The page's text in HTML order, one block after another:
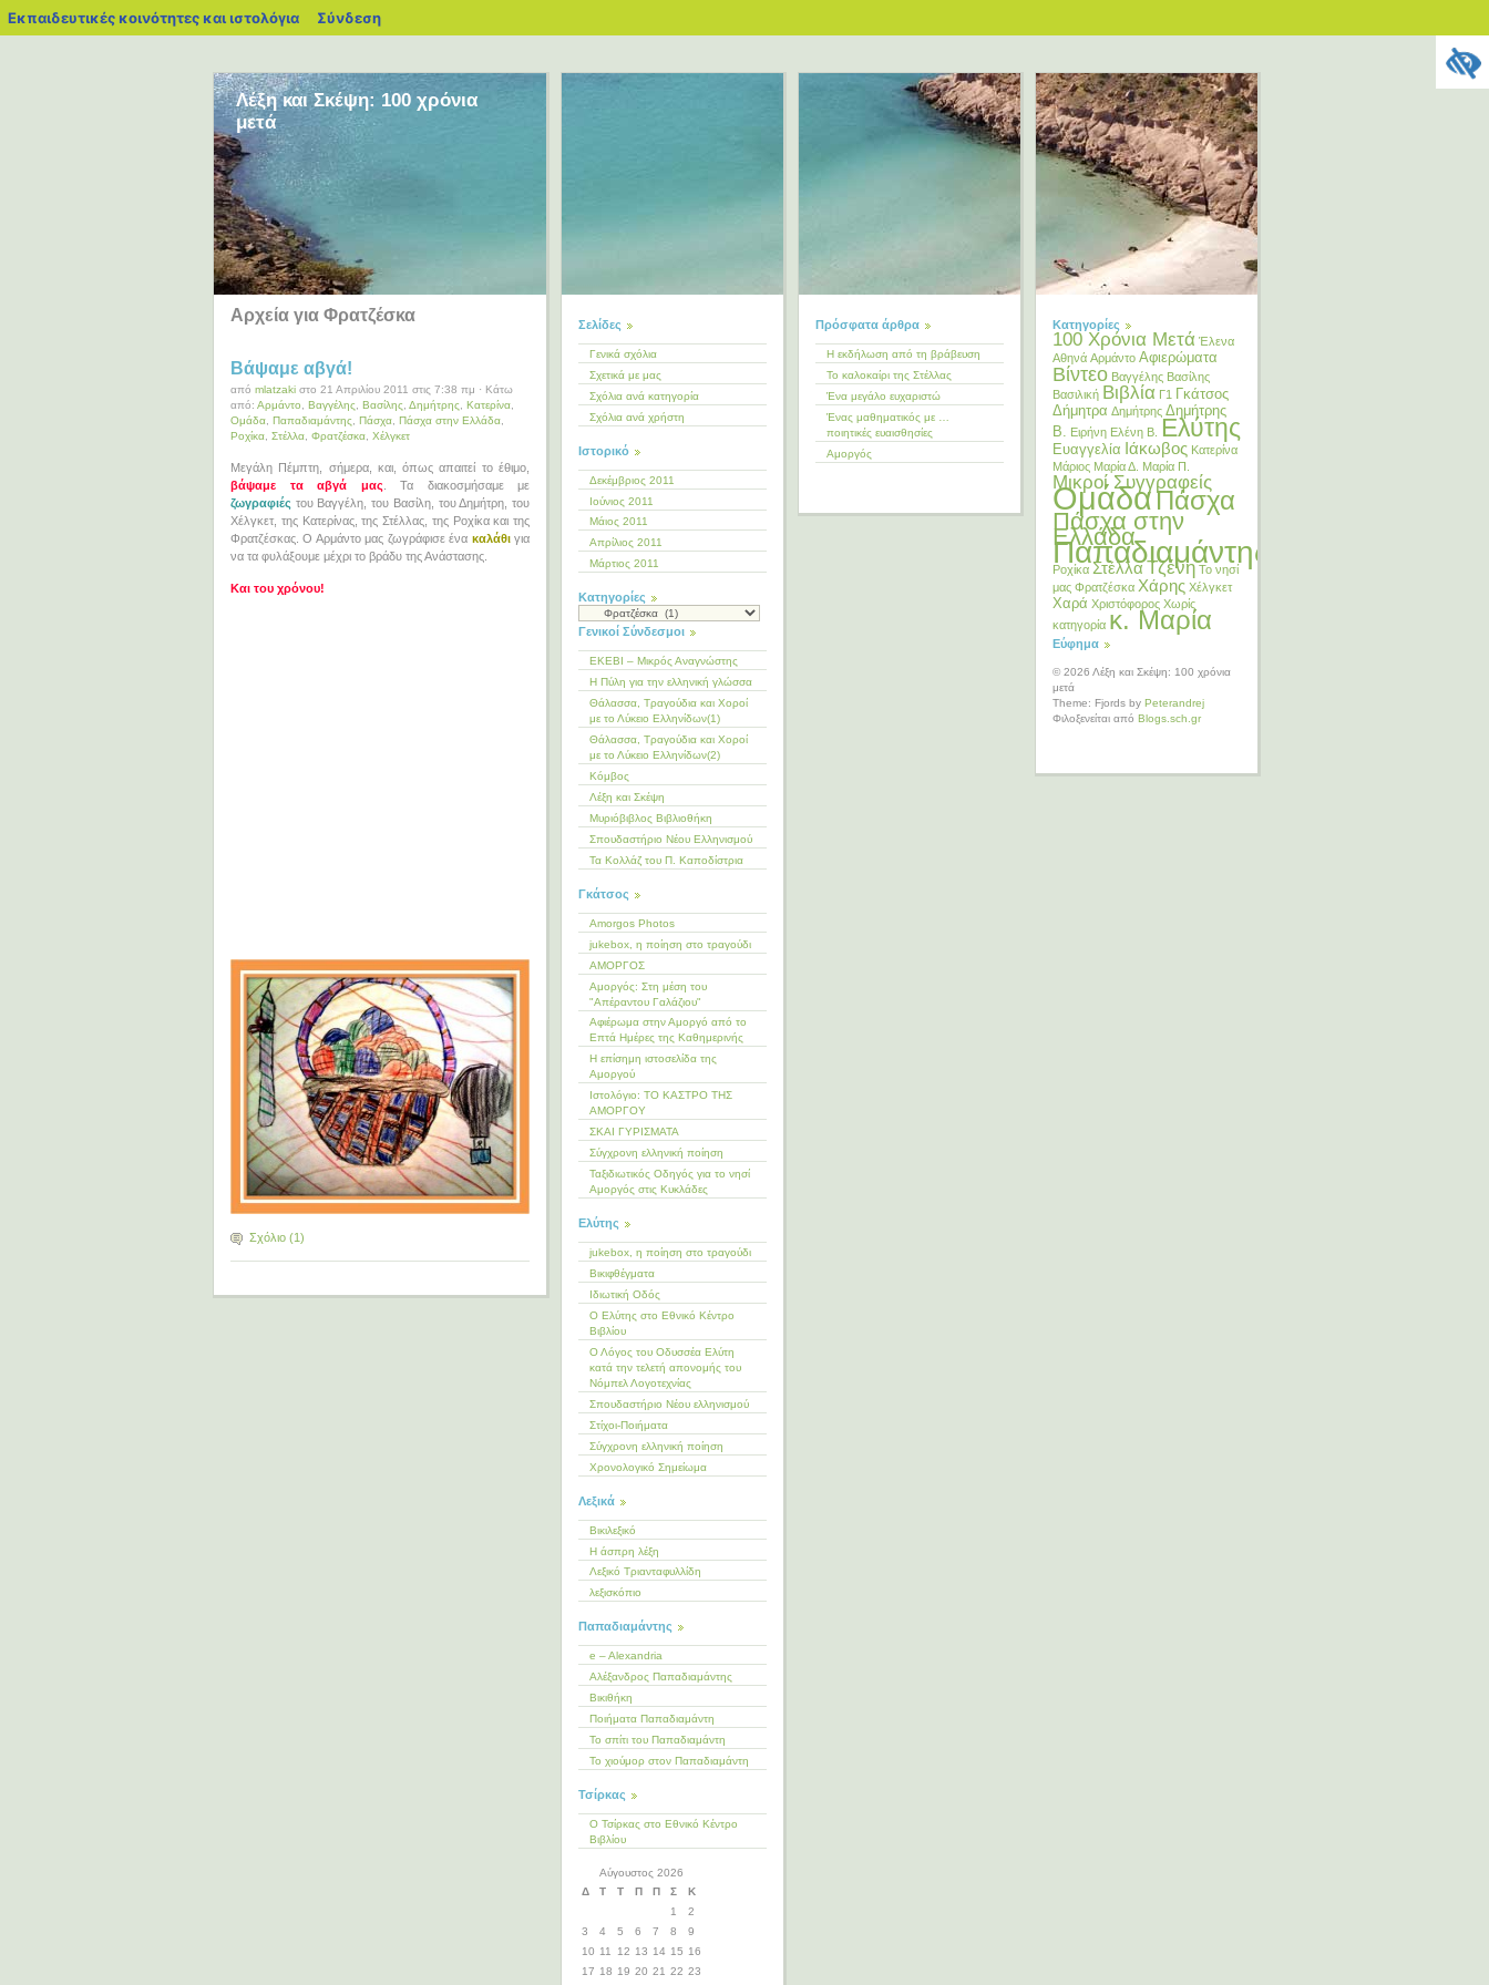
Εκπαιδευτικές κοινότητες και ιστολόγια blogs.sch.gr
Σύνδεση
Λέξη και Σκέψη: 100 χρόνια
μετά
Αρχεία για Φρατζέσκα
Βάψαμε αβγά!
από mlatzaki στο 21 Απριλίου 2011 στις 7:38 πμ · Κάτω
από: Αρμάντο Βαγγέλης Βασίλης Δημήτρης Κατερίνα
Ομάδα Παπαδιαμάντης Πάσχα Πάσχα στην Ελλάδα
Ροχίκα Στέλλα Φρατζέσκα Χέλγκετ
Μεγάλη Πέμπτη, σήμερα, και, όπως απαιτεί το έθιμο,
βάψαμε τα αβγά μας . Τα διακοσμήσαμε με
ζωγραφιές του Βαγγέλη, του Βασίλη, του Δημήτρη, του
Χέλγκετ, της Κατερίνας, της Στέλλας, της Ροχίκα και της
Φρατζέσκας. Ο Αρμάντο μας ζωγράφισε ένα καλάθιγια
να τα φυλάξουμε μέχρι το βράδυ της Ανάστασης.
Και του χρόνου!
Σχόλιο (1)
Σελίδες
Γενικά σχόλια
Σχετικά με μας
Σχόλια ανά κατηγορία
Σχόλια ανά χρήστη
Ιστορικό
Δεκέμβριος 2011
Ιούνιος 2011
Μάιος 2011
Απρίλιος 2011
Μάρτιος 2011
Kατηγορίες
Kατηγορίες
Γενικοί Σύνδεσμοι
ΕΚΕΒΙ – Μικρός Αναγνώστης
Η Πύλη για την ελληνική γλώσσα
Θάλασσα, Τραγούδια και Χοροί
με το Λύκειο Ελληνίδων(1)
Θάλασσα, Τραγούδια και Χοροί
με το Λύκειο Ελληνίδων(2)
Κόμβος
Λέξη και Σκέψη
Μυριόβιβλος Βιβλιοθήκη
Σπουδαστήριο Νέου Ελληνισμού
Τα Κολλάζ του Π. Καποδίστρια
Γκάτσος
Amorgos Photos
jukebox, η ποίηση στο τραγούδι
ΑΜΟΡΓΟΣ
Αμοργός: Στη μέση του
"Απέραντου Γαλάζιου"
Αφιέρωμα στην Αμοργό από το
Επτά Ημέρες της Καθημερινής
Η επίσημη ιστοσελίδα της
Αμοργού
Ιστολόγιο: ΤΟ ΚΑΣΤΡΟ ΤΗΣ
ΑΜΟΡΓΟΥ
ΣΚΑΙ ΓΥΡΙΣΜΑΤΑ
Σύγχρονη ελληνική ποίηση
Ταξιδιωτικός Οδηγός για το νησί
Αμοργός στις Κυκλάδες
Ελύτης
jukebox, η ποίηση στο τραγούδι
Βικιφθέγματα
Ιδιωτική Οδός
Ο Ελύτης στο Εθνικό Κέντρο
Βιβλίου
Ο Λόγος του Οδυσσέα Ελύτη
κατά την τελετή απονομής του
Νόμπελ Λογοτεχνίας
Σπουδαστήριο Νέου ελληνισμού
Στίχοι-Ποιήματα
Σύγχρονη ελληνική ποίηση
Χρονολογικό Σημείωμα
Λεξικά
Βικιλεξικό
Η άσπρη λέξη
Λεξικό Τριανταφυλλίδη
λεξισκόπιο
Παπαδιαμάντης
e – Alexandria
Αλέξανδρος Παπαδιαμάντης
Βικιθήκη
Ποιήματα Παπαδιαμάντη
Το σπίτι του Παπαδιαμάντη
Το χιούμορ στον Παπαδιαμάντη
Τσίρκας
Ο Τσίρκας στο Εθνικό Κέντρο
Βιβλίου
Αύγουστος 2026
Δ
Τ Τ Π Π Σ
Κ
1
2
3
4 5 6 7 8
9
10 11 12 13 14 15 16
17 18 19 20 21 22 23
Πρόσφατα άρθρα
Η εκδήλωση από τη βράβευση
Το καλοκαίρι της Στέλλας
Ένα μεγάλο ευχαριστώ
Ένας μαθηματικός με …
ποιητικές ευαισθησίες
Αμοργός
Κατηγορίες
100 Χρόνια Μετά Έλενα
Αθηνά Αρμάντο Αφιερώματα
Βίντεο Βαγγέλης Βασίλης
Βασιλική Βιβλία Γ1 Γκάτσος
Δήμητρα Δημήτρης Δημήτρης
Β. Ειρήνη Ελένη Β. Ελύτης
Ευαγγελία Ιάκωβος Κατερίνα
Μάριος Μαρία Δ. Μαρία Π.
Μικροί Συγγραφείς
ΟμάδαΠάσχα
Πάσχα στην
Ελλάδα
Παπαδιαμάντης
Ροχίκα ΣτέλλαΤζένη Το νησί
μας Φρατζέσκα Χάρης Χέλγκετ
Χαρά Χριστόφορος Χωρίς
κατηγορία κ. Μαρία
Εύφημα
© 2026 Λέξη και Σκέψη: 100 χρόνια
μετά
Theme: Fjords by Peterandrej
Φιλοξενείται από Blogs.sch.gr